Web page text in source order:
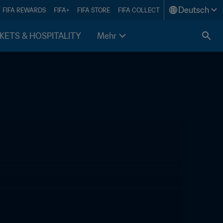
FIFA REWARDS FIFA+ FIFA STORE FIFA COLLECT Deutsch
& HOSPITALITY Mehr